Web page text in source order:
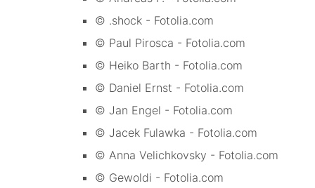
© .shock - Fotolia.com
© Paul Pirosca - Fotolia.com
© Heiko Barth - Fotolia.com
© Daniel Ernst - Fotolia.com
© Jan Engel - Fotolia.com
© Jacek Fulawka - Fotolia.com
© Anna Velichkovsky - Fotolia.com
© Gewoldi - Fotolia.com